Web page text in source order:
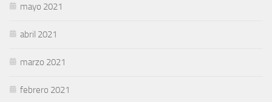
mayo 2021
abril 2021
marzo 2021
febrero 2021